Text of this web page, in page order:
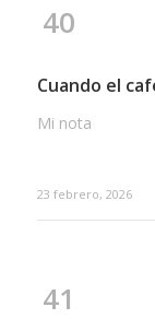
40
Cuando el
Mi nota
23 febrero, 2026
41